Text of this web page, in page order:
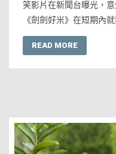
笑影片在新聞台曝光，
《劍劍好米》在短期內
READ MORE